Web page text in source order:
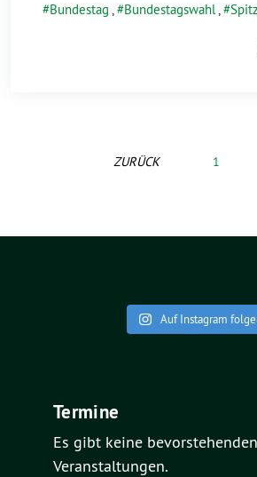
Bundestag , Bundestagswahl,
ZURÜCK 1
Auf Instagram
Termine
Es gibt keine bevorstehenden
Veranstaltungen.